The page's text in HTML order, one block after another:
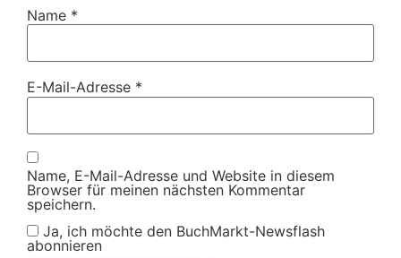
Name *
E-Mail-Adresse *
Name, E-Mail-Adresse und Website in diesem
Browser für meinen nächsten Kommentar
speichern.
Ja, ich möchte den BuchMarkt-Newsflash
abonnieren